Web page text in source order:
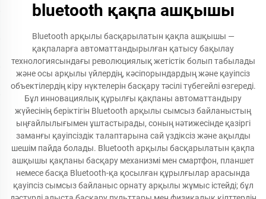
bluetooth қақпа ашқышы
Bluetooth арқылы басқарылатын қақпа ашқышы —
қақпаларға автоматтандырылған қатысу бақылау
технологиясындағы революциялық жетістік болып табылады
және осы арқылы үйлердің, кәсіпорындардың және қауіпсіз
объектілердің кіру нүктелерін басқару тәсілі түбегейлі өзгереді.
Бұл инновациялық құрылғы қақпаны автоматтандыру
жүйесінің беріктігін Bluetooth арқылы сымсыз байланыстың
ыңғайлылығымен ұштастырады, соның нәтижесінде қазіргі
заманғы қауіпсіздік талаптарына сай үздіксіз және ақылды
шешім пайда болады. Bluetooth арқылы басқарылатын қақпа
ашқышы қақпаны басқару механизмі мен смартфон, планшет
немесе басқа Bluetooth-қа қосылған құрылғылар арасында
қауіпсіз сымсыз байланыс орнату арқылы жұмыс істейді; бұл